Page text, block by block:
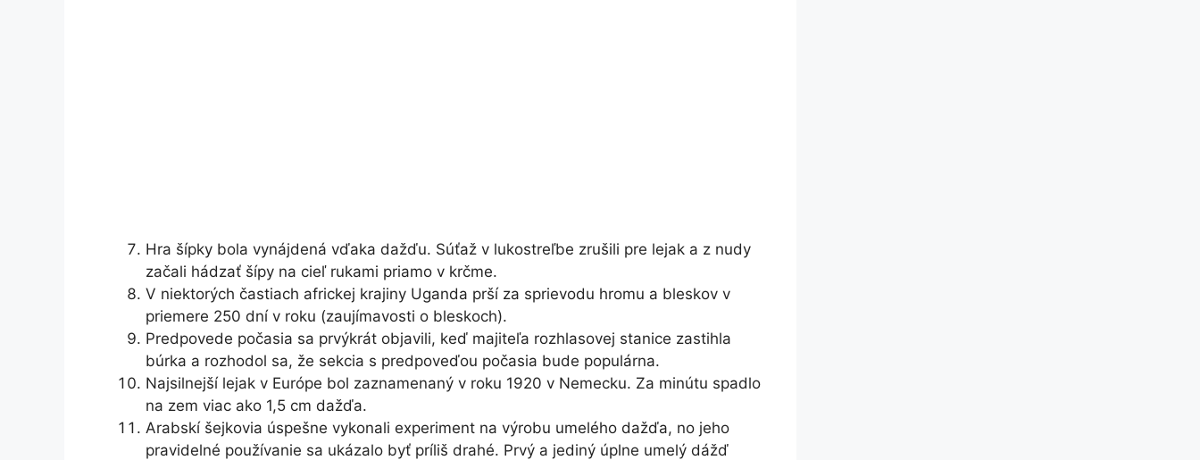
Hra šípky bola vynájdená vďaka dažďu. Súťaž v lukostreľbe zrušili pre lejak a z nudy
začali hádzať šípy na cieľ rukami priamo v krčme.
V niektorých častiach africkej krajiny Uganda prší za sprievodu hromu a bleskov v
priemere 250 dní v roku (zaujímavosti o bleskoch).
Predpovede počasia sa prvýkrát objavili, keď majiteľa rozhlasovej stanice zastihla
búrka a rozhodol sa, že sekcia s predpoveďou počasia bude populárna.
Najsilnejší lejak v Európe bol zaznamenaný v roku 1920 v Nemecku. Za minútu spadlo
na zem viac ako 1,5 cm dažďa.
Arabskí šejkovia úspešne vykonali experiment na výrobu umelého dažďa, no jeho
pravidelné používanie sa ukázalo byť príliš drahé. Prvý a jediný úplne umelý dážď